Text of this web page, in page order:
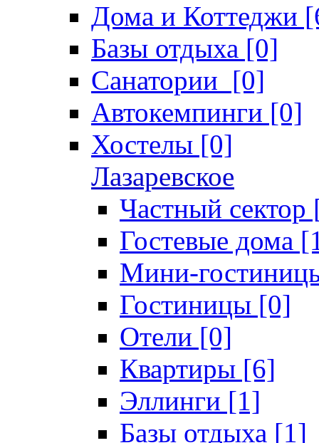
Дома и Коттеджи
Базы отдыха [0]
Санатории [0]
Автокемпинги [0]
Хостелы [0]
Лазаревское
Частный сектор
Гостевые дома
Мини-
Гостиницы [0]
Отели [0]
Квартиры [6]
Эллинги [1]
Базы отдыха [1]